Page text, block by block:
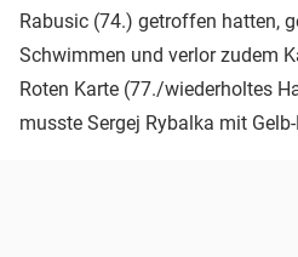
Rabusic (74.) getroffen hatten,
Schwimmen und verlor zudem
Roten Karte (77./wiederholtes
musste Sergej Rybalka mit